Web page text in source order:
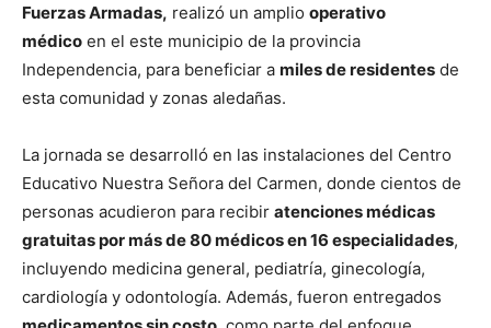
Fuerzas Armadas, realizó un amplio operativo
médico en el este municipio de la provincia
Independencia, para beneficiar a miles de residentes de
esta comunidad y zonas aledañas.
La jornada se desarrolló en las instalaciones del Centro
Educativo Nuestra Señora del Carmen, donde cientos de
personas acudieron para recibir atenciones médicas
gratuitas por más de 80 médicos en 16 especialidades,
incluyendo medicina general, pediatría, ginecología,
cardiología y odontología. Además, fueron entregados